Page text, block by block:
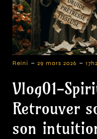
Reini - 29 mars 2026 -
Vlog01-
Retrouver
son